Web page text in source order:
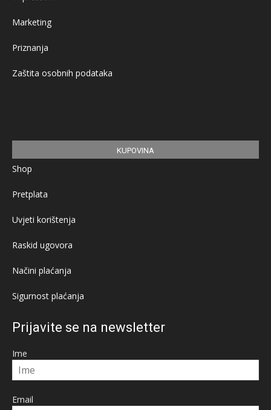
Marketing
Priznanja
Zaštita osobnih podataka
KUPOVINA
Shop
Pretplata
Uvjeti korištenja
Raskid ugovora
Načini plaćanja
Sigurnost plaćanja
Prijavite se na newsletter
Ime
Email